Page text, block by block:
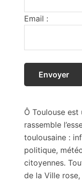
Email :
Ô Toulouse
rassemble
toulousaine :
politique,
citoyennes.
de la Ville